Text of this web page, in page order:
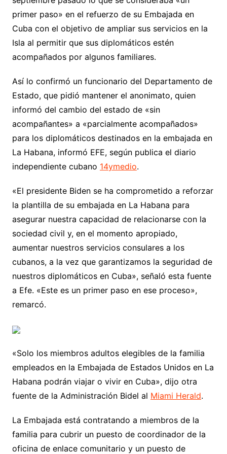
primer paso» en el refuerzo de su Embajada en
Cuba con el objetivo de ampliar sus servicios en la
Isla al permitir que sus diplomáticos estén
acompañados por algunos familiares.
Así lo confirmó un funcionario del Departamento de
Estado, que pidió mantener el anonimato, quien
informó del cambio del estado de «sin
acompañantes» a «parcialmente acompañados»
para los diplomáticos destinados en la embajada en
La Habana, informó EFE, según publica el diario
independiente cubano 14ymedio.
«El presidente Biden se ha comprometido a reforzar
la plantilla de su embajada en La Habana para
asegurar nuestra capacidad de relacionarse con la
sociedad civil y, en el momento apropiado,
aumentar nuestros servicios consulares a los
cubanos, a la vez que garantizamos la seguridad de
nuestros diplomáticos en Cuba», señaló esta fuente
a Efe. «Este es un primer paso en ese proceso»,
remarcó.
«Solo los miembros adultos elegibles de la familia
empleados en la Embajada de Estados Unidos en La
Habana podrán viajar o vivir en Cuba», dijo otra
fuente de la Administración Bidel al Miami Herald.
La Embajada está contratando a miembros de la
familia para cubrir un puesto de coordinador de la
oficina de enlace comunitario y un puesto de